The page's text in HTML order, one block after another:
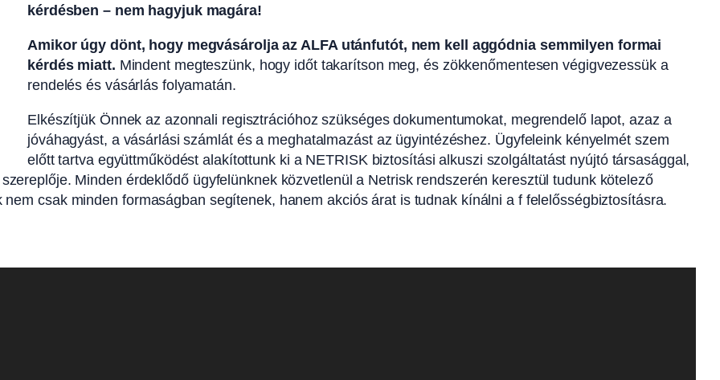
kérdésben – nem hagyjuk magára!
Amikor úgy dönt, hogy megvásárolja az ALFA utánfutót, nem kell aggódnia semmilyen formai
kérdés miatt. Mindent megteszünk, hogy időt takarítson meg, és zökkenőmentesen végigvezessük a
rendelés és vásárlás folyamatán.
Elkészítjük Önnek az azonnali regisztrációhoz szükséges dokumentumokat, megrendelő lapot, azaz a
jóváhagyást, a vásárlási számlát és a meghatalmazást az ügyintézéshez. Ügyfeleink kényelmét szem
előtt tartva együttműködést alakítottunk ki a NETRISK biztosítási alkuszi szolgáltatást nyújtó társasággal,
Minden érdeklődő ügyfelünknek közvetlenül a Netrisk rendszerén keresztül tudunk kötelező
csak minden formaságban segítenek, hanem akciós árat is tudnak kínálni a f felelősségbiztosításra.